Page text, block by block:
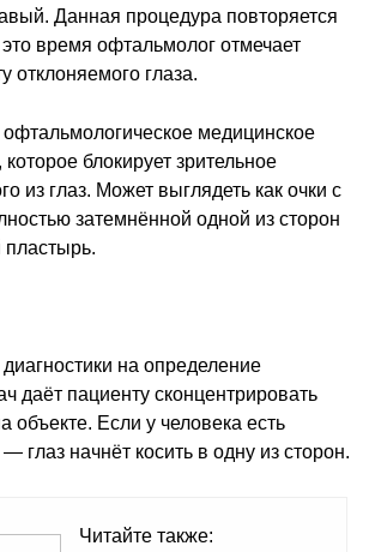
Данная процедура повторяется
время офтальмолог отмечает
отклоняемого глаза.
медицинское
блокирует зрительное
из глаз. Может выглядеть как очки с
затемнённой одной из сторон
на определение
даёт пациенту сконцентрировать
объекте. Если у человека есть
глаз начнёт косить в одну из сторон.
Читайте также: